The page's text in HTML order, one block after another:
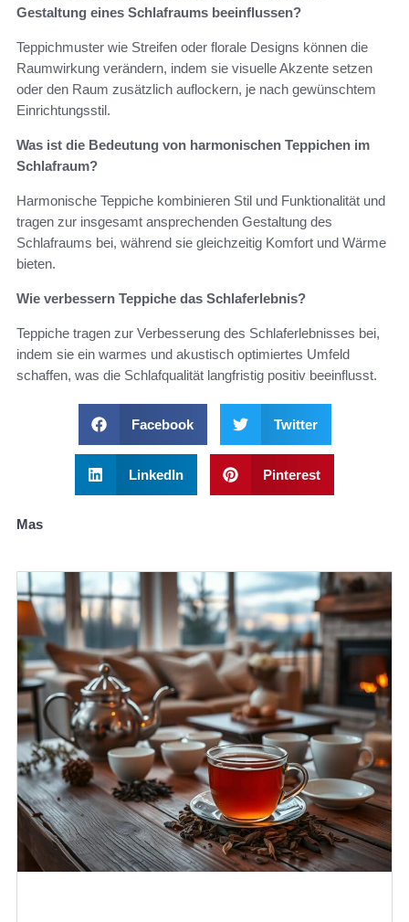
Gestaltung eines Schlafraums beeinflussen?
Teppichmuster wie Streifen oder florale Designs können die
Raumwirkung verändern, indem sie visuelle Akzente setzen
oder den Raum zusätzlich auflockern, je nach gewünschtem
Einrichtungsstil.
Was ist die Bedeutung von harmonischen Teppichen im
Schlafraum?
Harmonische Teppiche kombinieren Stil und Funktionalität und
tragen zur insgesamt ansprechenden Gestaltung des
Schlafraums bei, während sie gleichzeitig Komfort und Wärme
bieten.
Wie verbessern Teppiche das Schlaferlebnis?
Teppiche tragen zur Verbesserung des Schlaferlebnisses bei,
indem sie ein warmes und akustisch optimiertes Umfeld
schaffen, was die Schlafqualität langfristig positiv beeinflusst.
Facebook Twitter
LinkedIn Pinterest
Mas